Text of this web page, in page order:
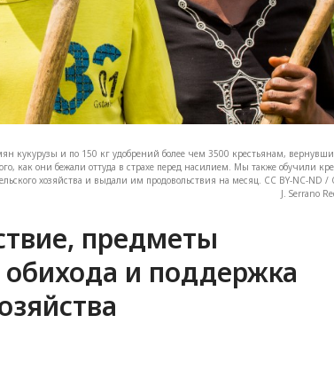
кукурузы и по 150 кг удобрений более чем 3500 крестьянам,
как они бежали оттуда в страхе перед насилием. Мы также обучили
хозяйства и выдали им продовольствия на месяц. CC BY-NC-ND /
J. Serrano
предметы
и поддержка